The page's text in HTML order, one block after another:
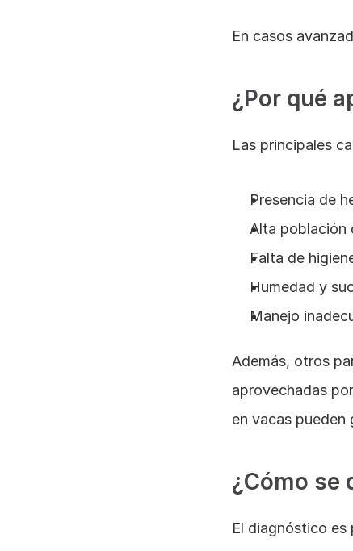
En casos
¿Por qué
Las principales
Presencia de
Alta población
Falta de
Humedad y
Manejo
Además, otros
aprovechadas
en vacas pueden
¿Cómo se
El diagnóstico es